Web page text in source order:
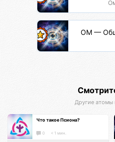
ОМ —
Другие атомы
Что такое Псиона?
0 < 1 мин.